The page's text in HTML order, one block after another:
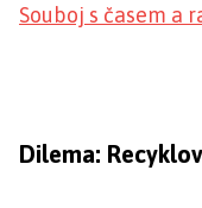
Souboj s časem a
Dilema: